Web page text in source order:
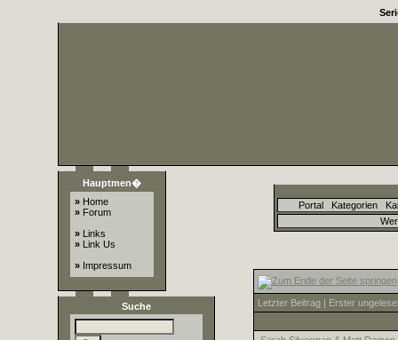
Hauptmen�
» Home
» Forum
» Links
» Link Us
» Impressum
Suche
Portal Kategorien
Letzter Beitrag | Erster